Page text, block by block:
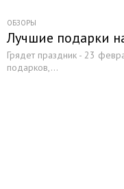
ОБЗОРЫ
Лучшие подарки
Грядет праздник - 23
подарков,...